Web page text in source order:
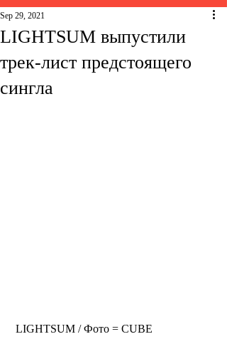
LIGHTSUM выпустили
трек-лист предстоящего
сингла
Sep 29, 2021